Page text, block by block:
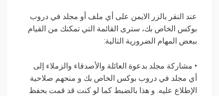
عند النقر بالزر الايمن على أي ملف أو مجلد في دروب
بوكس الخاص بك، سترى القائمة التي تمكنك من القيام
ببعض المهام الضرورية التالية:
• مشاركة مجلد بدعوة العائلة والأصدقاء والزملاء إلى
أي مجلد في دروب بوكس الخاص بك و منحهم صلاحية
الإطلاع عليه. و هذا بالضبط كما لو كنت قد قمت بحفظ